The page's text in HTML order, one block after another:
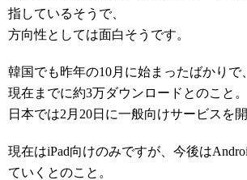
指しているそうで、
方向性としては面白そうです。
韓国でも昨年の10月に始まったばかりで、
現在までに約3万ダウンロードとのこと。
日本では2月20日に一般向けサービスを
現在はiPad向けのみですが、今後は
ていくとのこと。